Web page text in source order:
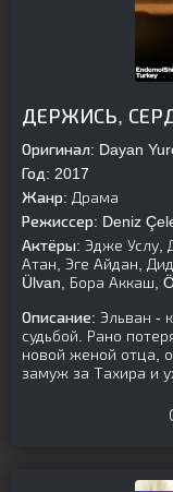
ДЕРЖИСЬ,
Оригинал: Dayan
Год: 2017
Жанр: Драма
Режиссер: Deniz
Актёры: Эдже Услу,
Атан, Эге Айдан,
Ülvan, Бора Аккаш,
Описание: Эльван -
судьбой. Рано
новой женой отца,
замуж за Тахира и